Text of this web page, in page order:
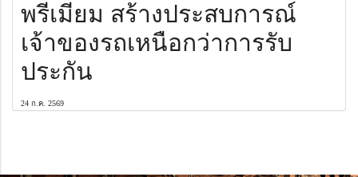
พรีเมียม สร้างประสบการณ์
เจ้าของรถเหนือกว่าการรับ
ประกัน
24 ก.ค. 2569